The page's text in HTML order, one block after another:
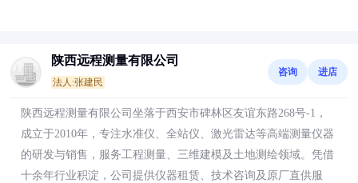
陕西远程测量有限公司
法人:张建民
咨询 进店
陕西远程测量有限公司坐落于西安市碑林区友谊东路268号-1，
成立于2010年，专注水准仪、全站仪、激光雷达等高端测量仪器
的研发与销售，服务工程测量、三维建模及土地测绘领域。凭借
十余年行业积淀，公司提供仪器租赁、技术咨询及原厂直供服